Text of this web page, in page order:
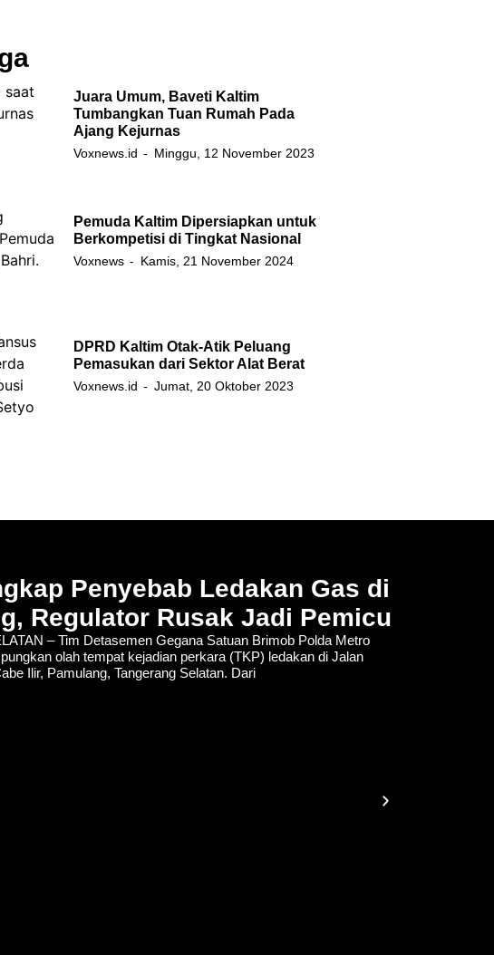
Juara Umum, Baveti Kaltim
Tumbangkan Tuan Rumah Pada
Ajang Kejurnas
Voxnews.id Minggu, 12 November 2023
Pemuda Kaltim Dipersiapkan untuk
Berkompetisi di Tingkat Nasional
Voxnews Kamis, 21 November 2024
DPRD Kaltim Otak-Atik Peluang
Pemasukan dari Sektor Alat Berat
Voxnews.id Jumat, 20 Oktober 2023
Penyebab Ledakan Gas di
Regulator Rusak Jadi Pemicu
– Tim Detasemen Gegana Satuan Brimob Polda Metro
olah tempat kejadian perkara (TKP) ledakan di Jalan
Ilir, Pamulang, Tangerang Selatan. Dari